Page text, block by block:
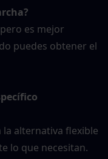
es mejor
puedes obtener el
la alternativa flexible
lo que necesitan.